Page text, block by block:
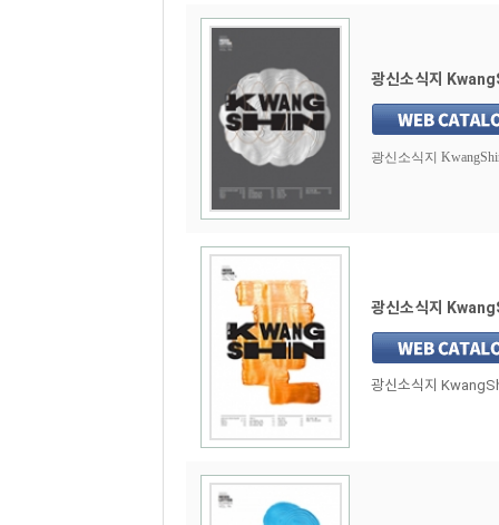
광신소식지
광신소식지
광신소식지
광신소식지